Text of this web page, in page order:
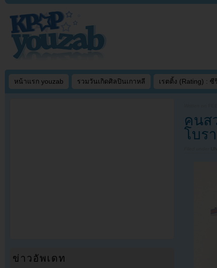
หน้าแรก youzab รวมวันเกิดศิลปินเกาหลี เรตติ้ง (Rating) : ซี
คนส
โบร
ข่าวอัพเดท